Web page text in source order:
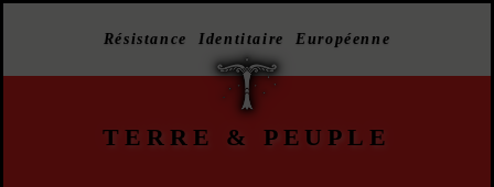
Résistance Identitaire Européenne
TERRE & PEUPLE